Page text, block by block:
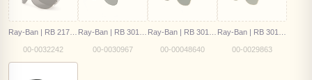
00-0032242 00-0030967 00-00048640 00-0029863